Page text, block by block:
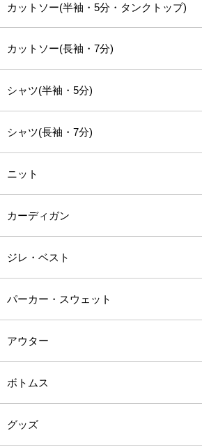
カットソー(半袖・5分・タンクトップ)
カットソー(長袖・7分)
シャツ(半袖・5分)
シャツ(長袖・7分)
ニット
カーディガン
ジレ・ベスト
パーカー・スウェット
アウター
ボトムス
グッズ